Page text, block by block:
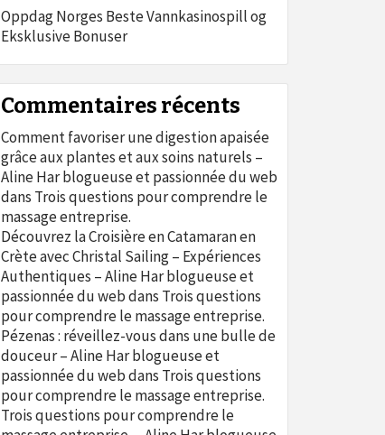
Oppdag Norges Beste Vannkasinospill og
Eksklusive Bonuser
Commentaires récents
Comment favoriser une digestion apaisée
grâce aux plantes et aux soins naturels –
Aline Har blogueuse et passionnée du web
dans Trois questions pour comprendre le
massage entreprise.
Découvrez la Croisière en Catamaran en
Crète avec Christal Sailing – Expériences
Authentiques – Aline Har blogueuse et
passionnée du webdans Trois questions
pour comprendre le massage entreprise.
Pézenas : réveillez-vous dans une bulle de
douceur – Aline Har blogueuse et
passionnée du webdans Trois questions
pour comprendre le massage entreprise.
Trois questions pour comprendre le